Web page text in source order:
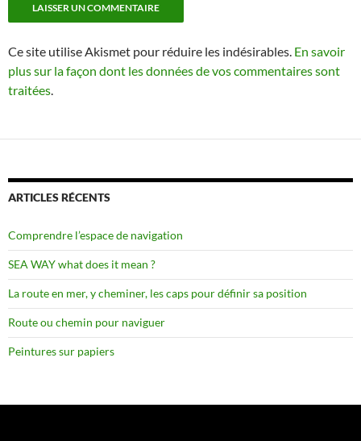
Ce site utilise Akismet pour réduire les indésirables. En savoir
plus sur la façon dont les données de vos commentaires sont
traitées.
ARTICLES RÉCENTS
Comprendre l’espace de navigation
SEA WAY what does it mean ?
La route en mer, y cheminer, les caps pour définir sa position
Route ou chemin pour naviguer
Peintures sur papiers